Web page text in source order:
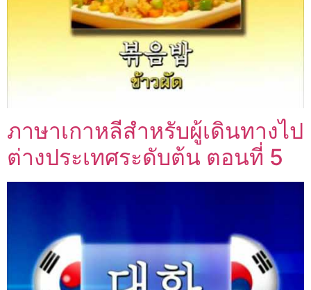
ภาษาเกาหลีสำหรับผู้เดินทางไป
ต่างประเทศระดับต้น ตอนที่ 5